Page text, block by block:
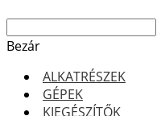
Bezár
ALKATRÉSZEK
GÉPEK
KIEGÉSZÍTŐK